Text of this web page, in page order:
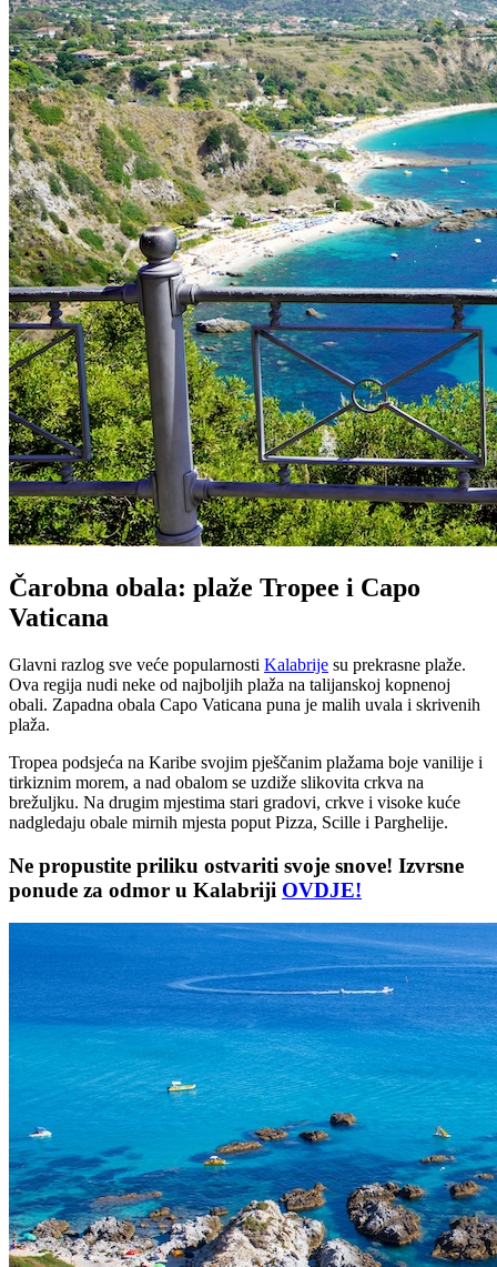
Čarobna obala: plaže Tropee i Capo
Vaticana
Glavni razlog sve veće popularnosti Kalabrije su prekrasne plaže.
Ova regija nudi neke od najboljih plaža na talijanskoj kopnenoj
obali. Zapadna obala Capo Vaticana puna je malih uvala i skrivenih
plaža.
Tropea podsjeća na Karibe svojim pješčanim plažama boje vanilije i
tirkiznim morem, a nad obalom se uzdiže slikovita crkva na
brežuljku. Na drugim mjestima stari gradovi, crkve i visoke kuće
nadgledaju obale mirnih mjesta poput Pizza, Scille i Parghelije.
Ne propustite priliku ostvariti svoje snove! Izvrsne
ponude za odmor u Kalabriji OVDJE!